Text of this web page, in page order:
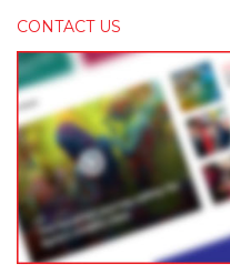
CONTACT US